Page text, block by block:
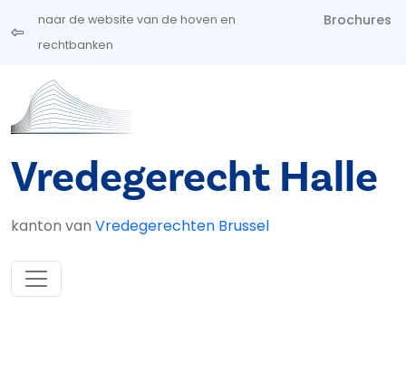
Overslaan en naar de inhoud gaan
naar de website van de hoven en
rechtbanken
Brochures
Vredegerecht Halle
kanton van Vredegerechten Brussel